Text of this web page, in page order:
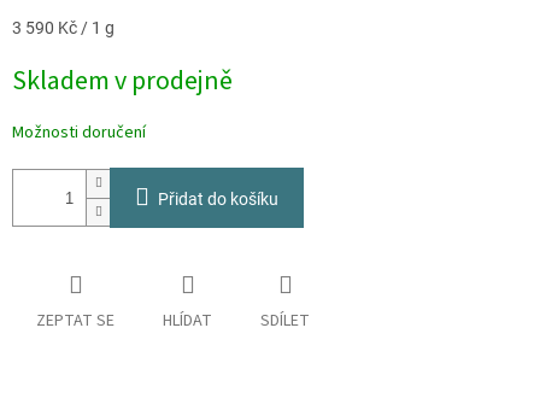
Měrná
3 590 Kč / 1 g
Skladem v prodejně
Možnosti doručení
Přidat do košíku
ZEPTAT SE HLÍDAT SDÍLET